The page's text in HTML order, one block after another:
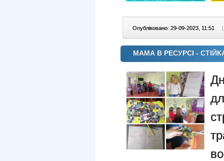
Опубліковано: 29-09-2023, 11:51 |
МАМА В РЕСУРСІ -